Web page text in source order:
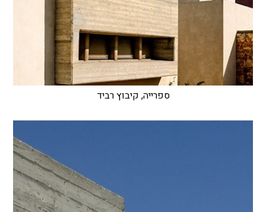
ספרייה, קיבוץ רביד